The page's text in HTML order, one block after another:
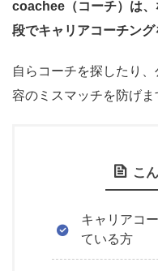
coachee（コーチ）は
段でキャリアコーチング
自らコーチを探したり
容のミスマッチを防げま
こ
キャリアコ
ている方